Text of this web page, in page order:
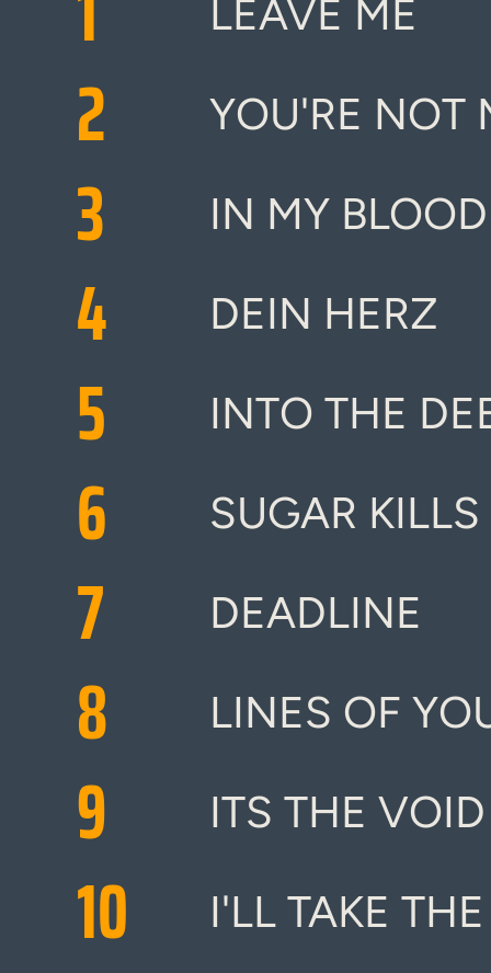
LEAVE ME
2 YOU'RE NOT
3 IN MY BLOOD
4 DEIN HERZ
5 INTO THE
6 SUGAR KILLS
7 DEADLINE
8 LINES OF
9 ITS THE
10 I'LL TAKE